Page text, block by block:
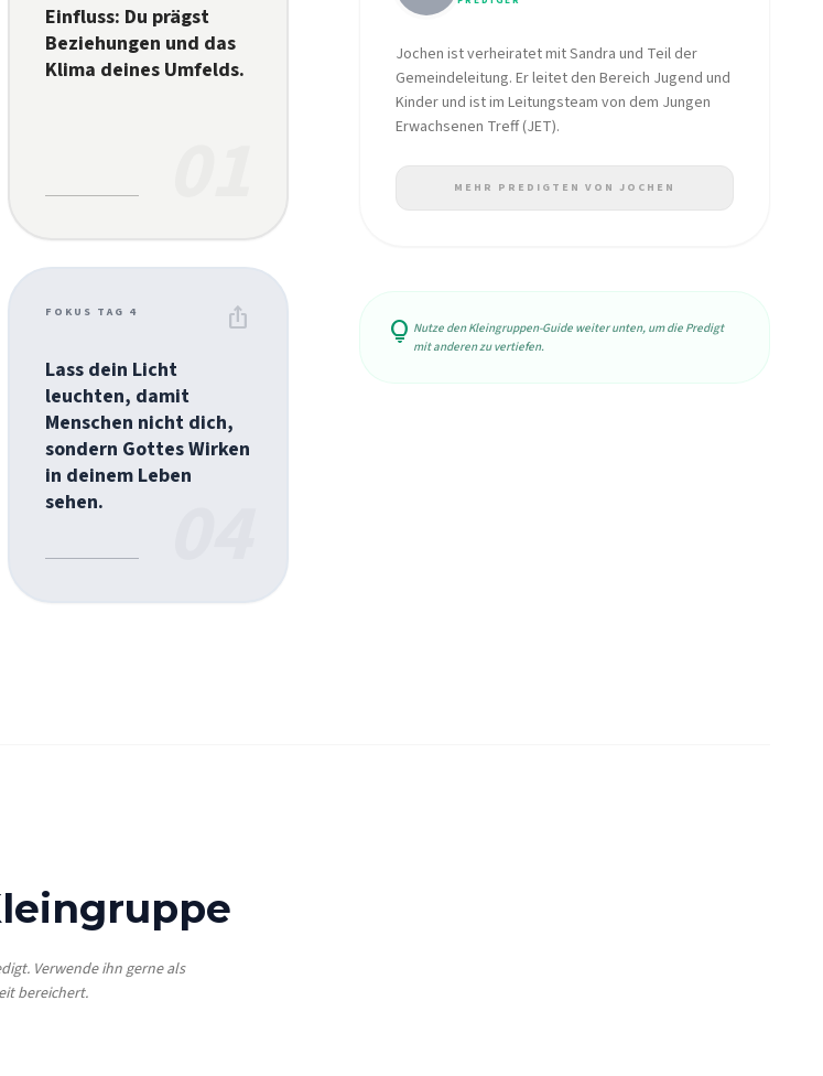
Einfluss: Du prägst
Beziehungen und das
Klima deines Umfelds.
FOKUS TAG 4 ios_share
Lass dein Licht
leuchten, damit
Menschen nicht dich,
sondern Gottes Wirken
in deinem Leben
sehen.
Jochen ist verheiratet mit Sandra und Teil der
Gemeindeleitung. Er leitet den Bereich Jugend und
Kinder und ist im Leitungsteam von dem Jungen
Erwachsenen Treff (JET).
MEHR PREDIGTEN VON JOCHEN
lightbulb Nutze den Kleingruppen-Guide weiter unten, um die Predigt
mit anderen zu vertiefen.
Verwende ihn gerne als
bereichert.